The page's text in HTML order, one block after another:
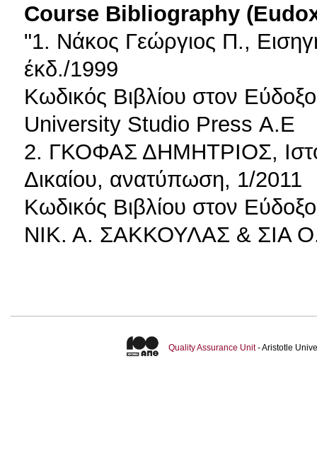
Course Bibliography
"1. Νάκος Γεώργιος Π.,
έκδ./1999
Κωδικός Βιβλίου στον
University Studio Press Α.Ε
2. ΓΚΟΦΑΣ ΔΗΜΗΤΡΙΟΣ,
Δικαίου, ανατύπωση, 1/2011
Κωδικός Βιβλίου στον
ΝΙΚ. Α. ΣΑΚΚΟΥΛΑΣ & ΣΙΑ
Quality Assurance Unit- Aristotle